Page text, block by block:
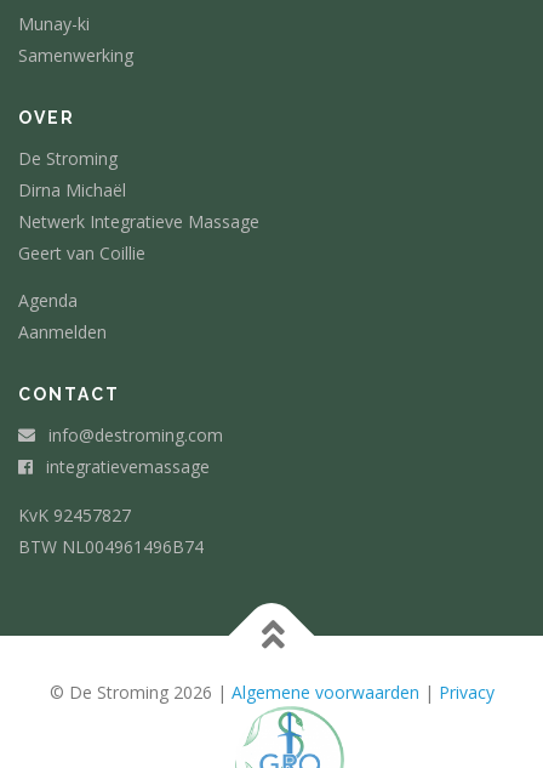
Munay-ki
Samenwerking
OVER
De Stroming
Dirna Michaël
Netwerk Integratieve Massage
Geert van Coillie
Agenda
Aanmelden
CONTACT
info@de­stroming.com
integratieve­massage
KvK 92457827
BTW NL004961496B74
© De Stroming 2026 | Algemene voorwaarden | Privacy